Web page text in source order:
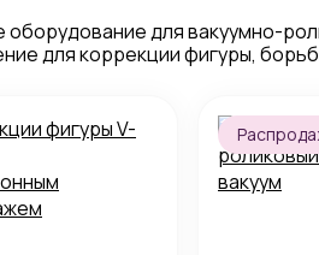
для вакуумно-
для коррекции фигуры,